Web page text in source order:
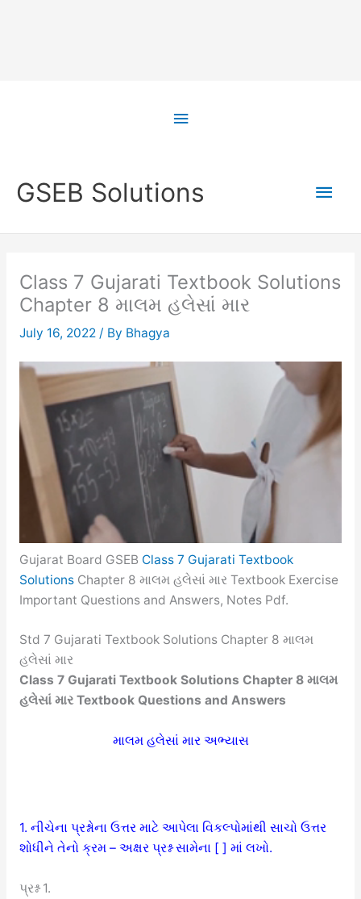
Above
GSEB Solutions
Main
Class 7 Gujarati Textbook Solutions
Chapter 8 માલમ હલેસાં માર
July 16, 2022 / By Bhagya
Gujarat Board GSEB Class 7 Gujarati Textbook
SolutionsChapter 8 માલમ હલેસાં માર Textbook Exercise
Important Questions and Answers, Notes Pdf.
Std 7 Gujarati Textbook Solutions Chapter 8 માલમ
હલેસાં માર
Class 7 Gujarati Textbook Solutions Chapter 8 માલમ
હલેસાં માર Textbook Questions and Answers
માલમ હલેસાં માર અભ્યાસ
1. નીચેના પ્રશ્નોના ઉત્તર માટે આપેલા વિકલ્પોમાંથી સાચો ઉત્તર
શોધીને તેનો ક્રમ – અક્ષર પ્રશ્ન સામેના [ ] માં લખો.
પ્રશ્ન 1.